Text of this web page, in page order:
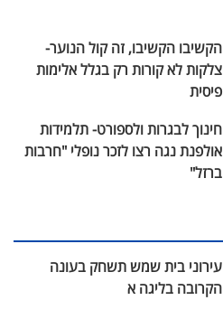
הקשיבו הקשיבו, זה קול הנוער-
צלקות לא קורות רק בגלל אלימות
פיסית
חינוך לבגרות ולספורט- תלמידות
אולפנת נגה רצו לזכר נופלי "חרבות
ברזל"
עירוני בית שמש תשחק בעונה
הקרובה בליגה א